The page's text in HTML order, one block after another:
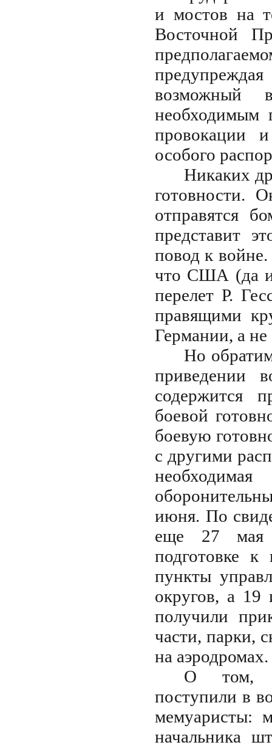
и мостов на
Восточной
возможный
необходимым
провокации
особого
Никаких
готовности.
отправятся
представит
повод к
что США (да и
перелет Р.
правящими
Германии, а
Но
приведении
содержится
боевой
боевую
с другими
июня. По
еще 27 мая
подготовке
пункты
округов, а 19
получили
части, парки,
на аэродромах.
О том,
поступили в
мемуаристы:
начальника